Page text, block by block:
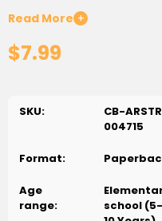
Read More +
$7.99
SKU:
CB-
004715
Format:
Age
range:
school (5-